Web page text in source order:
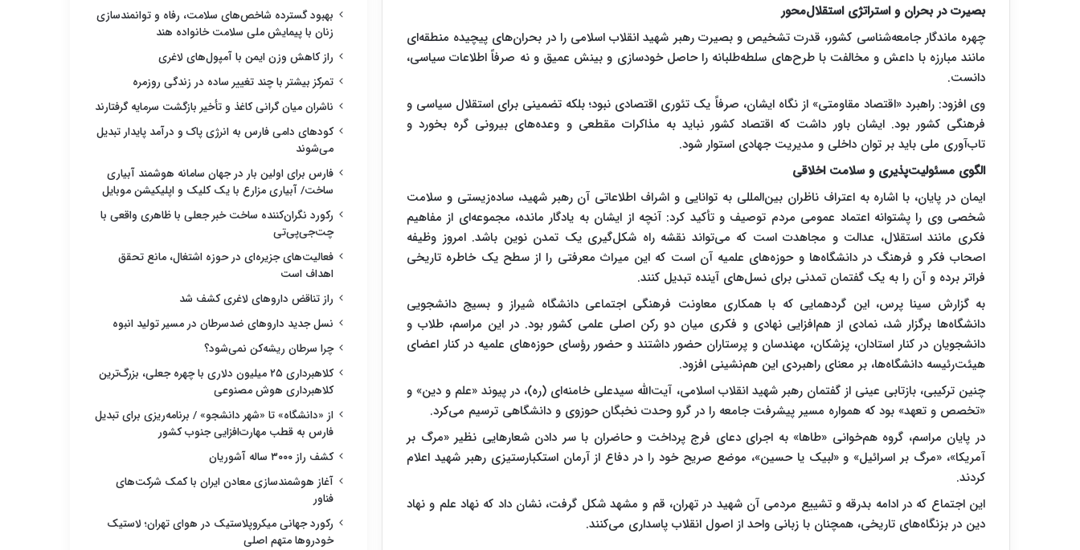
بصیرت در بحران و استراتژی استقلال‌محور
چهره ماندگار جامعه‌شناسی کشور، قدرت تشخیص و بصیرت رهبر شهید انقلاب اسلامی را در بحران‌های پیچیده منطقه‌ای
مانند مبارزه با داعش و مخالفت با طرح‌های سلطه‌طلبانه را حاصل خودسازی و بینش عمیق و نه صرفاً اطلاعات سیاسی،
دانست.
وی افزود: راهبرد «اقتصاد مقاومتی» از نگاه ایشان، صرفاً یک تئوری اقتصادی نبود؛ بلکه تضمینی برای استقلال سیاسی و
فرهنگی کشور بود. ایشان باور داشت که اقتصاد کشور نباید به مذاکرات مقطعی و وعده‌های بیرونی گره بخورد و
تاب‌آوری ملی باید بر توان داخلی و مدیریت جهادی استوار شود.
الگوی مسئولیت‌پذیری و سلامت اخلاقی
ایمان در پایان، با اشاره به اعتراف ناظران بین‌المللی به توانایی و اشراف اطلاعاتی آن رهبر شهید، ساده‌زیستی و سلامت
شخصی وی را پشتوانه اعتماد عمومی مردم توصیف و تأکید کرد: آنچه از ایشان به یادگار مانده، مجموعه‌ای از مفاهیم
فکری مانند استقلال، عدالت و مجاهدت است که می‌تواند نقشه راه شکل‌گیری یک تمدن نوین باشد. امروز وظیفه
اصحاب فکر و فرهنگ در دانشگاه‌ها و حوزه‌های علمیه آن است که این میراث معرفتی را از سطح یک خاطره تاریخی
فراتر برده و آن را به یک گفتمان تمدنی برای نسل‌های آینده تبدیل کنند.
به گزارش سینا پرس، این گردهمایی که با همکاری معاونت فرهنگی اجتماعی دانشگاه شیراز و بسیج دانشجویی
دانشگاه‌ها برگزار شد، نمادی از هم‌افزایی نهادی و فکری میان دو رکن اصلی علمی کشور بود. در این مراسم، طلاب و
دانشجویان در کنار استادان، پزشکان، مهندسان و پرستاران حضور داشتند و حضور رؤسای حوزه‌های علمیه در کنار اعضای
هیئت‌رئیسه دانشگاه‌ها، بر معنای راهبردی این هم‌نشینی افزود.
چنین ترکیبی، بازتابی عینی از گفتمان رهبر شهید انقلاب اسلامی، آیت‌الله سیدعلی خامنه‌ای (ره)، در پیوند «علم و دین» و
«تخصص و تعهد» بود که همواره مسیر پیشرفت جامعه را در گرو وحدت نخبگان حوزوی و دانشگاهی ترسیم می‌کرد.
در پایان مراسم، گروه هم‌خوانی «طاها» به اجرای دعای فرج پرداخت و حاضران با سر دادن شعارهایی نظیر «مرگ بر
آمریکا»، «مرگ بر اسرائیل» و «لبیک یا حسین»، موضع صریح خود را در دفاع از آرمان استکبارستیزی رهبر شهید اعلام
کردند.
این اجتماع که در ادامه بدرقه و تشییع مردمی آن شهید در تهران، قم و مشهد شکل گرفت، نشان داد که نهاد علم و نهاد
دین در بزنگاه‌های تاریخی، همچنان با زبانی واحد از اصول انقلاب پاسداری می‌کنند.
بهبود گسترده شاخص‌های سلامت، رفاه و توانمندسازی
زنان با پیمایش ملی سلامت خانواده هند
راز کاهش وزن ایمن با آمپول‌های لاغری
تمرکز بیشتر با چند تغییر ساده در زندگی روزمره
ناشران میان گرانی کاغذ و تأخیر بازگشت سرمایه گرفتارند
کودهای دامی فارس به انرژی پاک و درآمد پایدار تبدیل
می‌شوند
فارس برای اولین بار در جهان سامانه هوشمند آبیاری
ساخت/ آبیاری مزارع با یک کلیک و اپلیکیشن موبایل
رکورد نگران‌کننده ساخت خبر جعلی با ظاهری واقعی با
چت‌جی‌پی‌تی
فعالیت‌های جزیره‌ای در حوزه اشتغال، مانع تحقق
اهداف است
راز تناقض داروهای لاغری کشف شد
نسل جدید داروهای ضدسرطان در مسیر تولید انبوه
چرا سرطان ریشه‌کن نمی‌شود؟
کلاهبرداری ۲۵ میلیون دلاری با چهره جعلی، بزرگ‌ترین
کلاهبرداری هوش مصنوعی
از «دانشگاه» تا «شهر دانشجو» / برنامه‌ریزی برای تبدیل
فارس به قطب مهارت‌افزایی جنوب کشور
کشف راز ۳۰۰۰ ساله آشوریان
آغاز هوشمندسازی معادن ایران با کمک شرکت‌های
فناور
رکورد جهانی میکروپلاستیک در هوای تهران؛ لاستیک
خودروها متهم اصلی